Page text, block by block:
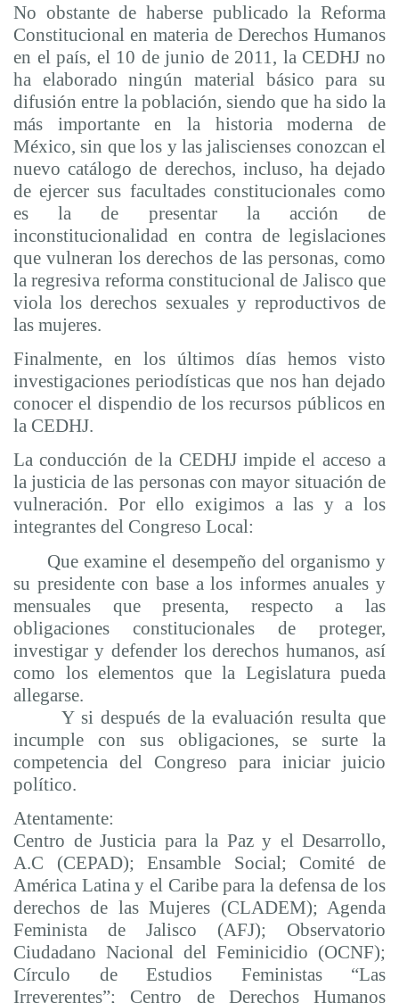
No obstante de haberse publicado la Reforma
Constitucional en materia de Derechos Humanos
en el país, el 10 de junio de 2011, la CEDHJ no
ha elaborado ningún material básico para su
difusión entre la población, siendo que ha sido la
más importante en la historia moderna de
México, sin que los y las jaliscienses conozcan el
nuevo catálogo de derechos, incluso, ha dejado
de ejercer sus facultades constitucionales como
es la de presentar la acción de
inconstitucionalidad en contra de legislaciones
que vulneran los derechos de las personas, como
la regresiva reforma constitucional de Jalisco que
viola los derechos sexuales y reproductivos de
las mujeres.
Finalmente, en los últimos días hemos visto
investigaciones periodísticas que nos han dejado
conocer el dispendio de los recursos públicos en
la CEDHJ.
La conducción de la CEDHJ impide el acceso a
la justicia de las personas con mayor situación de
vulneración. Por ello exigimos a las y a los
integrantes del Congreso Local:
Que examine el desempeño del organismo y
su presidente con base a los informes anuales y
mensuales que presenta, respecto a las
obligaciones constitucionales de proteger,
investigar y defender los derechos humanos, así
como los elementos que la Legislatura pueda
allegarse.
Y si después de la evaluación resulta que
incumple con sus obligaciones, se surte la
competencia del Congreso para iniciar juicio
político.
Atentamente:
Centro de Justicia para la Paz y el Desarrollo,
A.C (CEPAD); Ensamble Social; Comité de
América Latina y el Caribe para la defensa de los
derechos de las Mujeres (CLADEM); Agenda
Feminista de Jalisco (AFJ); Observatorio
Ciudadano Nacional del Feminicidio (OCNF);
Círculo de Estudios Feministas “Las
Irreverentes”; Centro de Derechos Humanos